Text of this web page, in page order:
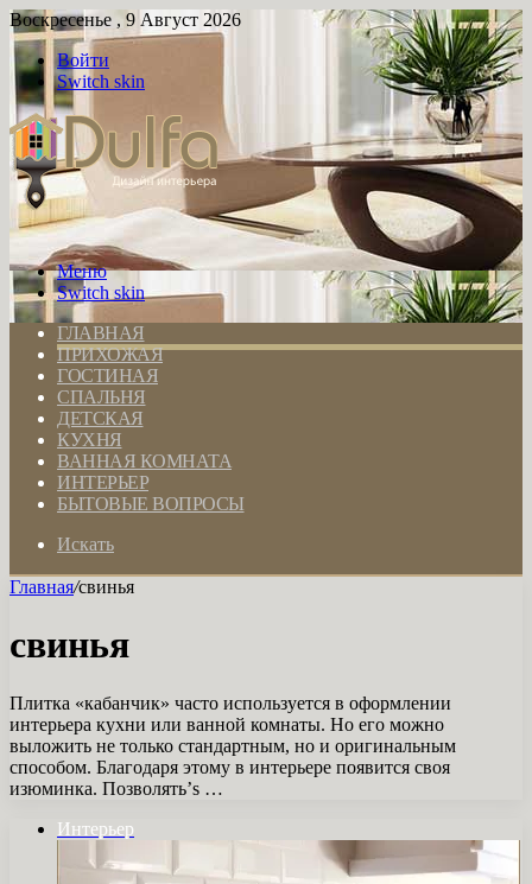
Воскресенье , 9 Август 2026
Войти
Switch skin
Меню
Switch skin
ГЛАВНАЯ
ПРИХОЖАЯ
ГОСТИНАЯ
СПАЛЬНЯ
ДЕТСКАЯ
КУХНЯ
ВАННАЯ КОМНАТА
ИНТЕРЬЕР
БЫТОВЫЕ ВОПРОСЫ
Искать
Главная/свинья
свинья
Плитка «кабанчик» часто используется в оформлении
интерьера кухни или ванной комнаты. Но его можно
выложить не только стандартным, но и оригинальным
способом. Благодаря этому в интерьере появится своя
изюминка. Позволять’s …
Интерьер